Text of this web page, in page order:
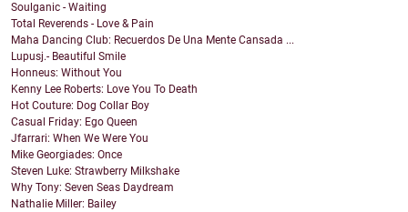
Soulganic - Waiting
Total Reverends - Love & Pain
Maha Dancing Club: Recuerdos De Una Mente Cansada ...
Lupusj.- Beautiful Smile
Honneus: Without You
Kenny Lee Roberts: Love You To Death
Hot Couture: Dog Collar Boy
Casual Friday: Ego Queen
Jfarrari: When We Were You
Mike Georgiades: Once
Steven Luke: Strawberry Milkshake
Why Tony: Seven Seas Daydream
Nathalie Miller: Bailey